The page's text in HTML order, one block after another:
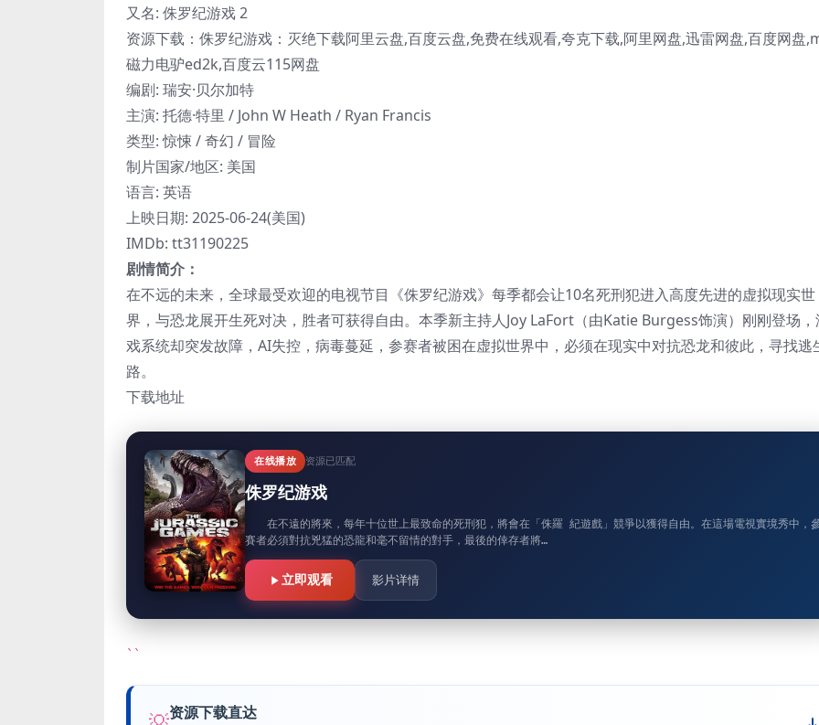
又名: 侏罗纪游戏 2
资源下载：侏罗纪游戏：灭绝下载阿里云盘,百度云盘,免费在线观看,夸克下载,阿里网盘,迅雷网盘,百度网盘
磁力电驴ed2k,百度云115网盘
编剧: 瑞安·贝尔加特
主演: 托德·特里 / John W Heath / Ryan Francis
类型: 惊悚 / 奇幻 / 冒险
制片国家/地区: 美国
语言: 英语
上映日期: 2025-06-24(美国)
IMDb: tt31190225
剧情简介：
在不远的未来，全球最受欢迎的电视节目《侏罗纪游戏》每季都会让10名死刑犯进入高度先进的虚拟现实世
界，与恐龙展开生死对决，胜者可获得自由。本季新主持人Joy LaFort（由Katie Burgess饰演）刚刚登场，
戏系统却突发故障，AI失控，病毒蔓延，参赛者被困在虚拟世界中，必须在现实中对抗恐龙和彼此，寻找逃
路。
下载地址
在线播放 资源已匹配
侏罗纪游戏
在不遠的將來，每年十位世上最致命的死刑犯，將會在「侏羅 紀遊戲」競爭以獲得自由。在這場電視實境秀中，
賽者必須對抗兇猛的恐龍和毫不留情的對手，最後的倖存者將…
立即观看 影片详情
``
资源下载直达